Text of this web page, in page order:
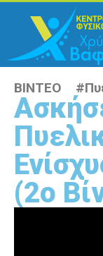
ΒΙΝΤΕΟ #
(2ο